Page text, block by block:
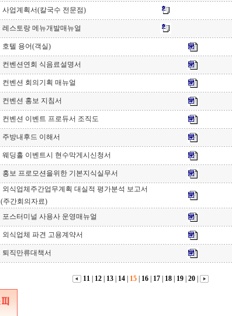
사업계획서(칼국수 전문점)
레스토랑 메뉴개발매뉴얼
호텔 용어(객실)
컨벤션연회 식음료설명서
컨벤션 회의기획 매뉴얼
컨벤션 홍보 지침서
컨벤션 이벤트 프로듀서 조직도
주방내후드 이해서
웨딩홀 이벤트시 현수막게시신청서
홍보 프로모션을위한 기본지식실무서
외식업체주간업무계획 대실적 평가분석 보고서
(주간회의자료)
포스터미널 사용사 운영매뉴얼
외식업체 파견 고용계약서
퇴직만류대책서
11| 12| 13| 14| 15| 16| 17| 18| 19| 20|